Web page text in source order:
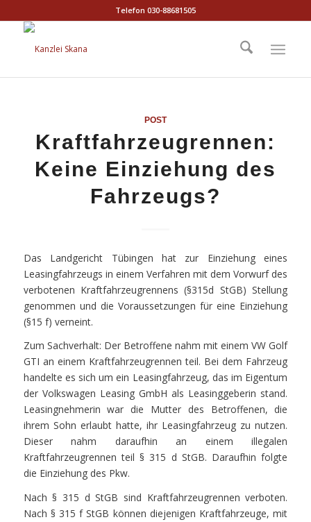
Telefon 030-88681505
POST
Kraftfahrzeugrennen:
Keine Einziehung des
Fahrzeugs?
Das Landgericht Tübingen hat zur Einziehung eines
Leasingfahrzeugs in einem Verfahren mit dem Vorwurf des
verbotenen Kraftfahrzeugrennens (§315d StGB) Stellung
genommen und die Voraussetzungen für eine Einziehung
(§15 f) verneint.
Zum Sachverhalt: Der Betroffene nahm mit einem VW Golf
GTI an einem Kraftfahrzeugrennen teil. Bei dem Fahrzeug
handelte es sich um ein Leasingfahrzeug, das im Eigentum
der Volkswagen Leasing GmbH als Leasinggeberin stand.
Leasingnehmerin war die Mutter des Betroffenen, die
ihrem Sohn erlaubt hatte, ihr Leasingfahrzeug zu nutzen.
Dieser nahm daraufhin an einem illegalen
Kraftfahrzeugrennen teil § 315 d StGB. Daraufhin folgte
die Einziehung des Pkw.
Nach § 315 d StGB sind Kraftfahrzeugrennen verboten.
Nach § 315 f StGB können diejenigen Kraftfahrzeuge, mit